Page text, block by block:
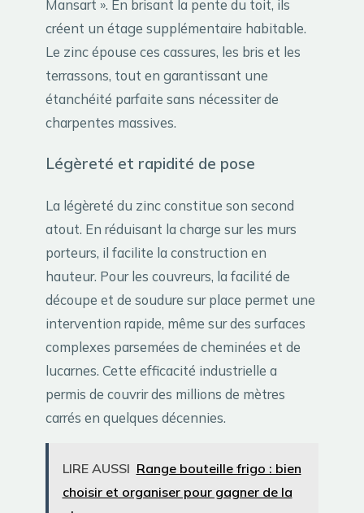
Mansart ». En brisant la pente du toit, ils
créent un étage supplémentaire habitable.
Le zinc épouse ces cassures, les bris et les
terrassons, tout en garantissant une
étanchéité parfaite sans nécessiter de
charpentes massives.
Légèreté et rapidité de pose
La légèreté du zinc constitue son second
atout. En réduisant la charge sur les murs
porteurs, il facilite la construction en
hauteur. Pour les couvreurs, la facilité de
découpe et de soudure sur place permet une
intervention rapide, même sur des surfaces
complexes parsemées de cheminées et de
lucarnes. Cette efficacité industrielle a
permis de couvrir des millions de mètres
carrés en quelques décennies.
LIRE AUSSI Range bouteille frigo : bien
choisir et organiser pour gagner de la